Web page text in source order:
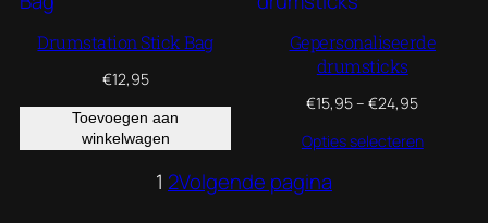
Drumstation Stick Bag
€12,95
Toevoegen aan
winkelwagen
Gepersonaliseerde
drumsticks
€15,95– €24,95
tot
Opties selecteren
1 2Volgende pagina